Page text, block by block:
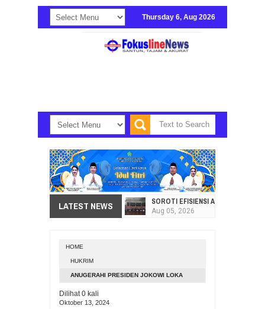
Thursday 6, Aug 2026
LATEST NEWS SOROTI EFISIENSI APBD, DPRD
Aug 05, 2026
HOME
HUKRIM
ANUGERAHI PRESIDEN JOKOWI LOKA
PENGHORMATAN INSTITUSI
Dilihat0 kali
Oktober 13, 2024